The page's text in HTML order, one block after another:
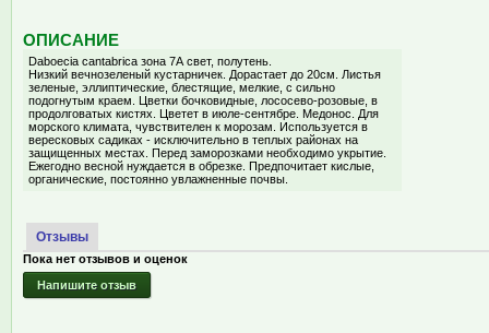
ОПИСАНИЕ
Daboecia cantabrica зона 7А свет, полутень.
Низкий вечнозеленый кустарничек. Дорастает до 20см. Листья
зеленые, эллиптические, блестящие, мелкие, с сильно
подогнутым краем. Цветки бочковидные, лососево-розовые, в
продолговатых кистях. Цветет в июле-сентябре. Медонос. Для
морского климата, чувствителен к морозам. Используется в
вересковых садиках - исключительно в теплых районах на
защищенных местах. Перед заморозками необходимо укрытие.
Ежегодно весной нуждается в обрезке. Предпочитает кислые,
органические, постоянно увлажненные почвы.
Отзывы
Пока нет отзывов и оценок
Напишите отзыв